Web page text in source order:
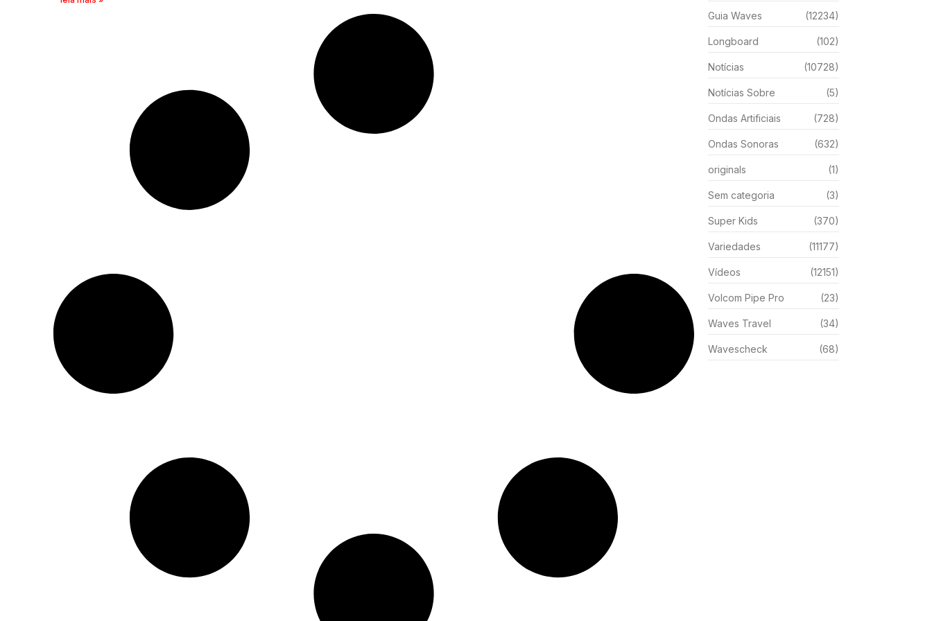
Guia Waves (12234)
Longboard (102)
Notícias (10728)
Notícias Sobre (5)
Ondas Artificiais (728)
Ondas Sonoras (632)
originals (1)
Sem categoria (3)
Super Kids (370)
Variedades (11177)
Vídeos (12151)
Volcom Pipe Pro (23)
Waves Travel (34)
Wavescheck (68)